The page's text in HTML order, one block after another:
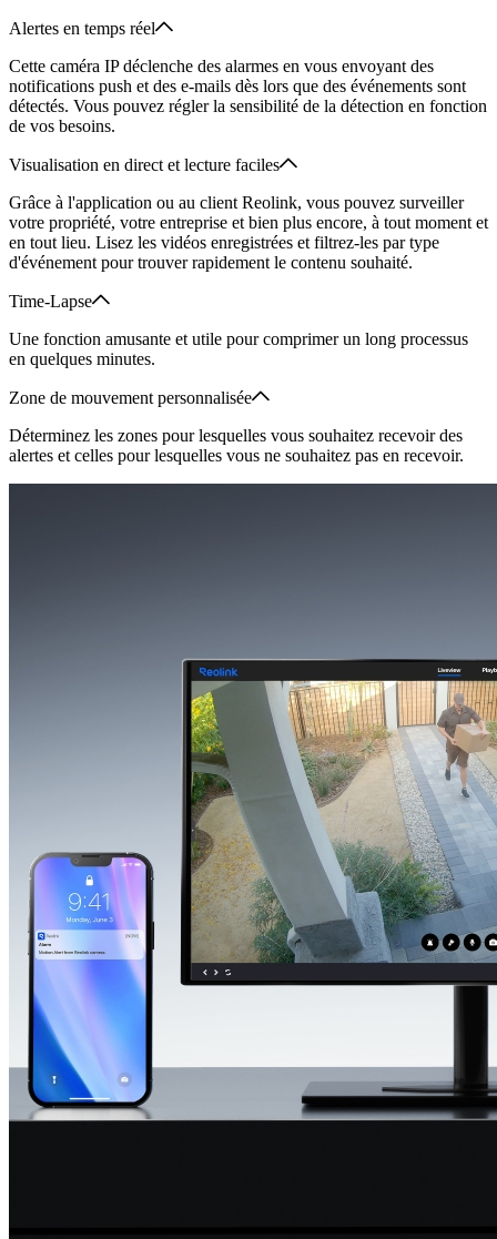
Alertes en temps réel
Cette caméra IP déclenche des alarmes en vous envoyant des
notifications push et des e-mails dès lors que des événements sont
détectés. Vous pouvez régler la sensibilité de la détection en fonction
de vos besoins.
Visualisation en direct et lecture faciles
Grâce à l'application ou au client Reolink, vous pouvez surveiller
votre propriété, votre entreprise et bien plus encore, à tout moment et
en tout lieu. Lisez les vidéos enregistrées et filtrez-les par type
d'événement pour trouver rapidement le contenu souhaité.
Time-Lapse
Une fonction amusante et utile pour comprimer un long processus
en quelques minutes.
Zone de mouvement personnalisée
Déterminez les zones pour lesquelles vous souhaitez recevoir des
alertes et celles pour lesquelles vous ne souhaitez pas en recevoir.